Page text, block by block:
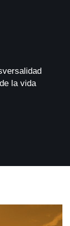
la vida